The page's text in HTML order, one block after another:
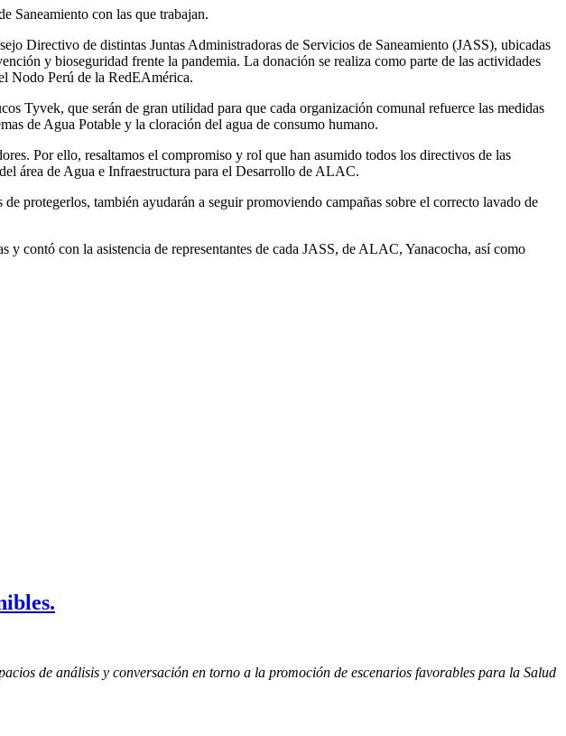
Saneamiento con las que trabajan.
Directivo de distintas Juntas Administradoras de Servicios de Saneamiento (JASS), ubicadas
y bioseguridad frente la pandemia. La donación se realiza como parte de las actividades
Nodo Perú de la RedEAmérica.
Tyvek, que serán de gran utilidad para que cada organización comunal refuerce las medidas
de Agua Potable y la cloración del agua de consumo humano.
Por ello, resaltamos el compromiso y rol que han asumido todos los directivos de las
área de Agua e Infraestructura para el Desarrollo de ALAC.
protegerlos, también ayudarán a seguir promoviendo campañas sobre el correcto lavado de
contó con la asistencia de representantes de cada JASS, de ALAC, Yanacocha, así como
de análisis y conversación en torno a la promoción de escenarios favorables para la Salud